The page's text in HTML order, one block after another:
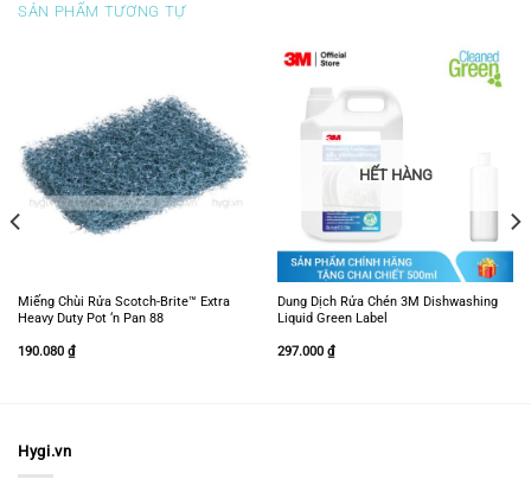
SẢN PHẨM TƯƠNG TỰ
Miếng Chùi Rửa Scotch-Brite™ Extra
Heavy Duty Pot ‘n Pan 88
190.080 ₫
HẾT HÀNG
Dung Dịch Rửa Chén 3M Dishwashing
Liquid Green Label
297.000 ₫
Hygi.vn